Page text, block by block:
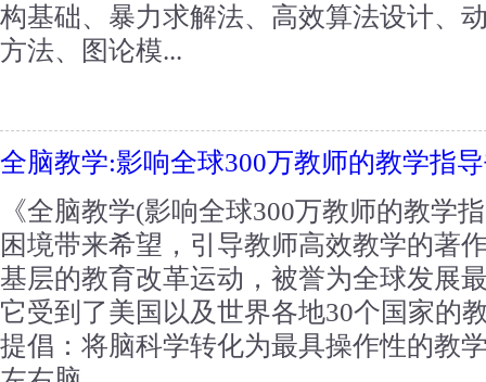
构基础、暴力求解法、高效算法设计、
方法、图论模...
全脑教学:影响全球300万教师的教学指
《全脑教学(影响全球300万教师的教
困境带来希望，引导教师高效教学的著
基层的教育改革运动，被誉为全球发展
它受到了美国以及世界各地30个国家的
提倡：将脑科学转化为最具操作性的教